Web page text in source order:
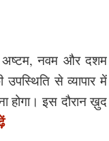
अष्टम, नवम और दशम
से व्यापार में
होगा। इस दौरान ख़ुद